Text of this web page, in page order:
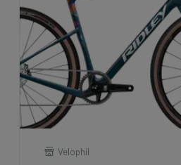
Velophil